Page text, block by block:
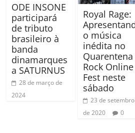
ODE INSONE
participará
de tributo
brasileiro à
banda
dinamarques
a SATURNUS
28 de março de
2024
Royal Rage:
o música
inédita no
Quarentena
Rock Online
Fest neste
sábado
23 de setembro
de 2020
0